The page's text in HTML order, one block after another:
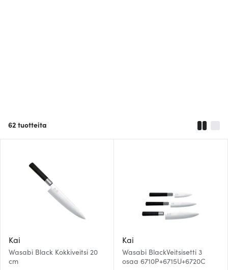
62 tuotteita
Kai
Wasabi Black Kokkiveitsi 20
cm
Kai
Wasabi BlackVeitsisetti 3
osaa 6710P+6715U+6720C